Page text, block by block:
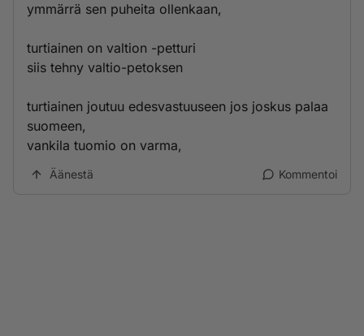
ymmärrä sen puheita ollenkaan,
turtiainen on valtion -petturi
siis tehny valtio-petoksen
turtiainen joutuu edesvastuuseen jos joskus palaa
suomeen,
vankila tuomio on varma,
Äänestä Kommentoi